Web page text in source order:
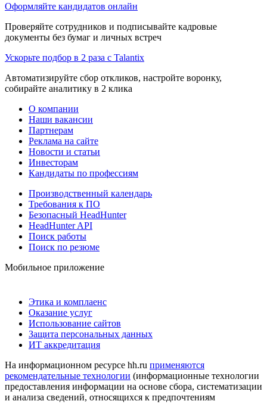
Оформляйте кандидатов онлайн
Проверяйте сотрудников и подписывайте кадровые
документы без бумаг и личных встреч
Ускорьте подбор в 2 раза с Talantix
Автоматизируйте сбор откликов, настройте воронку,
собирайте аналитику в 2 клика
О компании
Наши вакансии
Партнерам
Реклама на сайте
Новости и статьи
Инвесторам
Кандидаты по профессиям
Производственный календарь
Требования к ПО
Безопасный HeadHunter
HeadHunter API
Поиск работы
Поиск по резюме
Мобильное приложение
Этика и комплаенс
Оказание услуг
Использование сайтов
Защита персональных данных
ИТ аккредитация
На информационном ресурсе hh.ru применяются
рекомендательные технологии (информационные технологии
предоставления информации на основе сбора, систематизации
и анализа сведений, относящихся к предпочтениям